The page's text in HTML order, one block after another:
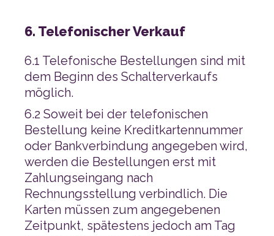
6. Telefonischer Verkauf
möglich.